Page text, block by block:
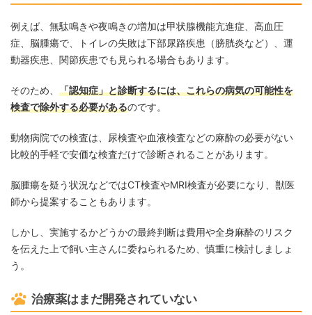
例えば、無駄鳴きや夜鳴きの増加は甲状腺機能亢進症、高血圧
症、脳腫瘍で、トイレの失敗は下部尿路疾患（膀胱炎など）、運
動器疾患、関節疾患でも見られる場合もあります。
そのため、 「認知症」と診断するには、これらの病気の可能性を
検査で除外する必要があるのです。
動物病院での検査は、尿検査や血液検査などの麻酔の必要がない
比較的手軽で安価な検査だけで診断されることがあります。
脳腫瘍を疑う状況などではCT検査やMRI検査が必要になり、獣医
師から提案することもあります。
しかし、実施するかどうかの最終判断は費用や全身麻酔のリスク
を伝えた上で飼い主さんに委ねられるため、慎重に検討しましょ
う。
治療薬はまだ開発されていない